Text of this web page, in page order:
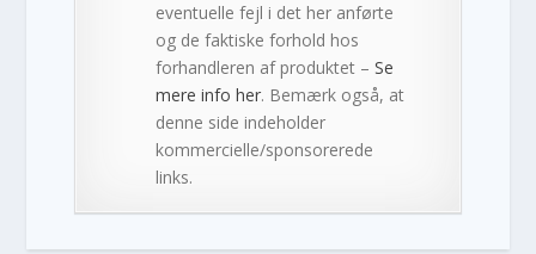
eventuelle fejl i det her anførte
og de faktiske forhold hos
forhandleren af produktet –Se
mere info her. Bemærk også, at
denne side indeholder
kommercielle/sponsorerede
links.